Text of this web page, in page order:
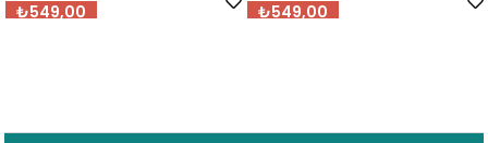
₺549,00 ₺549,00